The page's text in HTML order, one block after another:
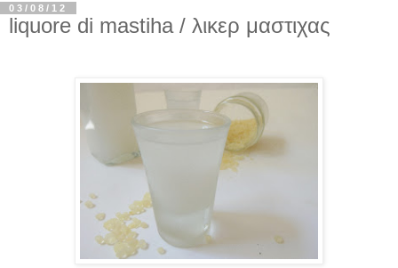
03/08/12
liquore di mastiha / λικερ μαστιχας